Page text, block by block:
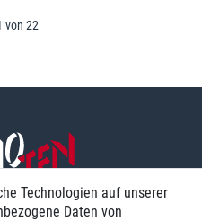
von 22
Technologien auf unserer
Daten von